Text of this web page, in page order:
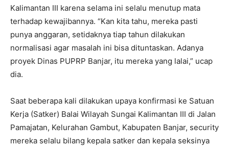
Kalimantan III karena selama ini selalu menutup mata
terhadap kewajibannya. “Kan kita tahu, mereka pasti
punya anggaran, setidaknya tiap tahun dilakukan
normalisasi agar masalah ini bisa dituntaskan. Adanya
proyek Dinas PUPRP Banjar, itu mereka yang lalai,” ucap
dia.
Saat beberapa kali dilakukan upaya konfirmasi ke Satuan
Kerja (Satker) Balai Wilayah Sungai Kalimantan III di Jalan
Pamajatan, Kelurahan Gambut, Kabupaten Banjar, security
mereka selalu bilang kepala satker dan kepala seksinya